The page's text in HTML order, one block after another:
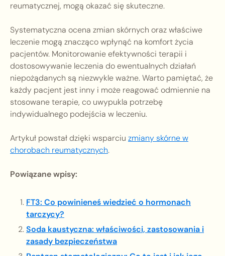
reumatycznej, mogą okazać się skuteczne.
Systematyczna ocena zmian skórnych oraz właściwe
leczenie mogą znacząco wpłynąć na komfort życia
pacjentów. Monitorowanie efektywności terapii i
dostosowywanie leczenia do ewentualnych działań
niepożądanych są niezwykle ważne. Warto pamiętać, że
każdy pacjent jest inny i może reagować odmiennie na
stosowane terapie, co uwypukla potrzebę
indywidualnego podejścia w leczeniu.
Artykuł powstał dzięki wsparciu zmiany skórne w
chorobach reumatycznych.
Powiązane wpisy:
FT3: Co powinieneś wiedzieć o hormonach
tarczycy?
Soda kaustyczna: właściwości, zastosowania i
zasady bezpieczeństwa